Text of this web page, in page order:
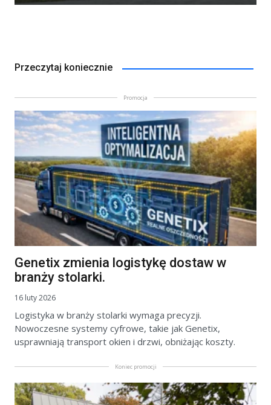
Przeczytaj koniecznie
Promocja
Genetix zmienia logistykę dostaw w
branży stolarki.
16 luty 2026
Logistyka w branży stolarki wymaga precyzji.
Nowoczesne systemy cyfrowe, takie jak Genetix,
usprawniają transport okien i drzwi, obniżając koszty.
Koniec promocji